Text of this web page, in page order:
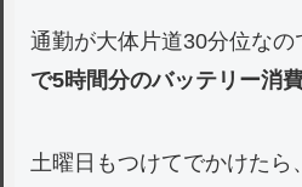
通勤が大体片道30分位なの
で5時間分のバッテリー消
土曜日もつけてでかけたら